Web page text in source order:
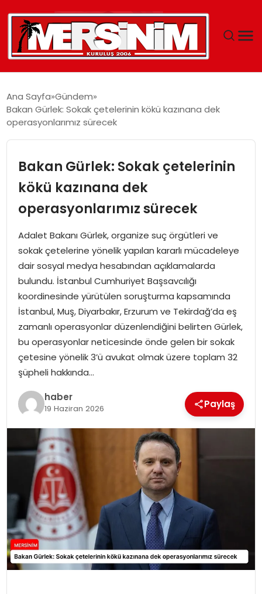
EĞITIM
SPOR
EKONOMI
MAGAZIN
DÜNYA
OTOMOBIL
Ana Sayfa Gündem
Bakan Gürlek: Sokak çetelerinin kökü kazınana dek
operasyonlarımız sürecek
Bakan Gürlek: Sokak çetelerinin
kökü kazınana dek
operasyonlarımız sürecek
Adalet Bakanı Gürlek, organize suç örgütleri ve
sokak çetelerine yönelik yapılan kararlı mücadeleye
dair sosyal medya hesabından açıklamalarda
bulundu. İstanbul Cumhuriyet Başsavcılığı
koordinesinde yürütülen soruşturma kapsamında
İstanbul, Muş, Diyarbakır, Erzurum ve Tekirdağ’da eş
zamanlı operasyonlar düzenlendiğini belirten Gürlek,
bu operasyonlar neticesinde önde gelen bir sokak
çetesine yönelik 3’ü avukat olmak üzere toplam 32
şüpheli hakkında…
haber
19 Haziran 2026 Paylaş